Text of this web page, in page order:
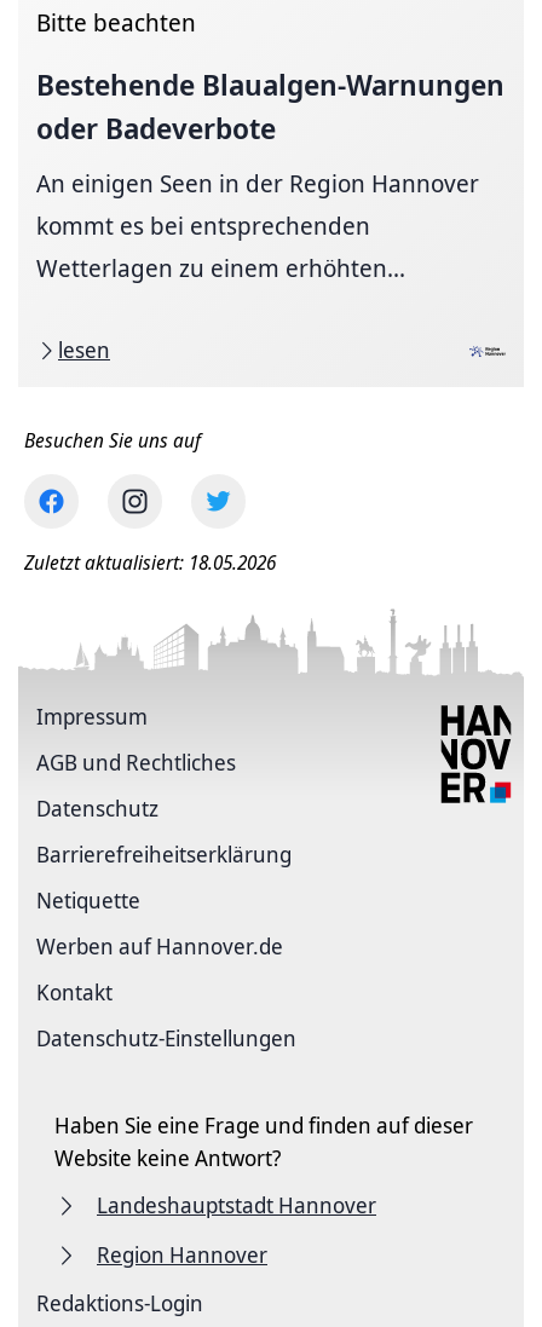
Bitte beachten
Bestehende Blaualgen-Warnungen
oder Badeverbote
An einigen Seen in der Region Hannover
kommt es bei entsprechenden
Wetterlagen zu einem erhöhten...
lesen
Besuchen Sie uns auf
Zuletzt aktualisiert: 18.05.2026
Impressum
AGB und Rechtliches
Datenschutz
Barriere­freiheits­erklärung
Netiquette
Werben auf Hannover.de
Kontakt
Datenschutz-Einstellungen
Haben Sie eine Frage und finden auf dieser
Website keine Antwort?
Landeshauptstadt Hannover
Region Hannover
Redaktions-Login